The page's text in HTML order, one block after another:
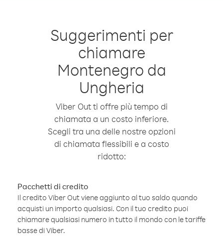
Suggerimenti per
chiamare
Montenegro da
Ungheria
Viber Out ti offre più tempo di
chiamata a un costo inferiore.
Scegli tra una delle nostre opzioni
di chiamata flessibili e a costo
ridotto:
Pacchetti di credito
Il credito Viber Out viene aggiunto al tuo saldo quando
acquisti un importo qualsiasi. Con il tuo credito puoi
chiamare qualsiasi numero in tutto il mondo con le tariffe
basse di Viber.